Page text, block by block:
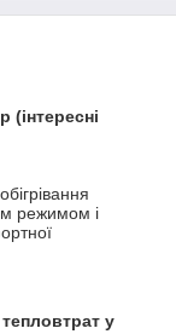
(інтересні
режимом і
у